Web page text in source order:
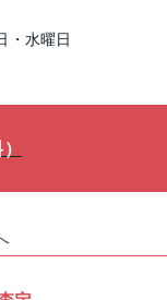
・水曜日